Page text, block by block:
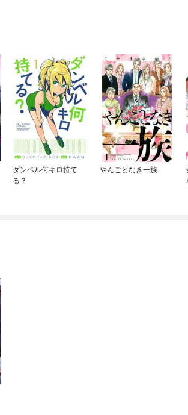
ダンベル何キロ持て
る？
やんごとなき一族